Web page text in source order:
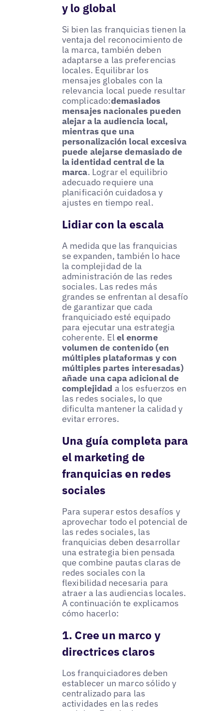
y lo global
Si bien las franquicias tienen la
ventaja del reconocimiento de
la marca, también deben
adaptarse a las preferencias
locales. Equilibrar los
mensajes globales con la
relevancia local puede resultar
complicado:demasiados
mensajes nacionales pueden
alejar a la audiencia local,
mientras que una
personalización local excesiva
puede alejarse demasiado de
la identidad central de la
marca. Lograr el equilibrio
adecuado requiere una
planificación cuidadosa y
ajustes en tiempo real.
Lidiar con la escala
A medida que las franquicias
se expanden, también lo hace
la complejidad de la
administración de las redes
sociales. Las redes más
grandes se enfrentan al desafío
de garantizar que cada
franquiciado esté equipado
para ejecutar una estrategia
coherente. Elel enorme
volumen de contenido (en
múltiples plataformas y con
múltiples partes interesadas)
añade una capa adicional de
complejidad a los esfuerzos en
las redes sociales, lo que
dificulta mantener la calidad y
evitar errores.
Una guía completa para
el marketing de
franquicias en redes
sociales
Para superar estos desafíos y
aprovechar todo el potencial de
las redes sociales, las
franquicias deben desarrollar
una estrategia bien pensada
que combine pautas claras de
redes sociales con la
flexibilidad necesaria para
atraer a las audiencias locales.
A continuación te explicamos
cómo hacerlo:
1. Cree un marco y
directrices claros
Los franquiciadores deben
establecer un marco sólido y
centralizado para las
actividades en las redes